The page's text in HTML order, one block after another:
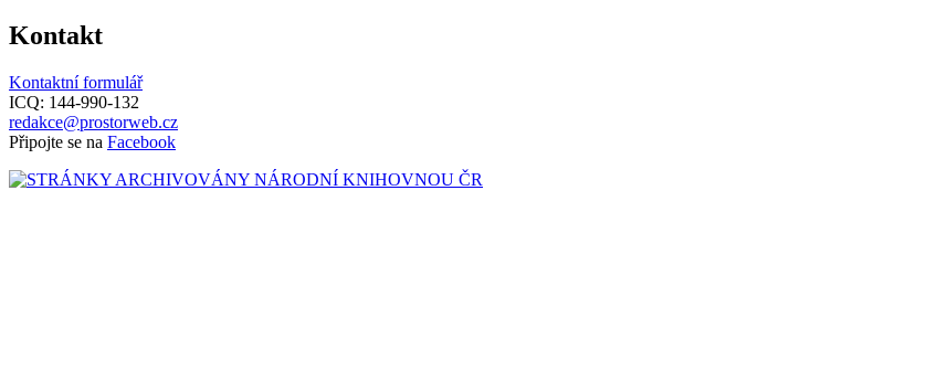
Kontakt
Kontaktní formulář
ICQ: 144-990-132
redakce@prostorweb.cz
Připojte se na Facebook